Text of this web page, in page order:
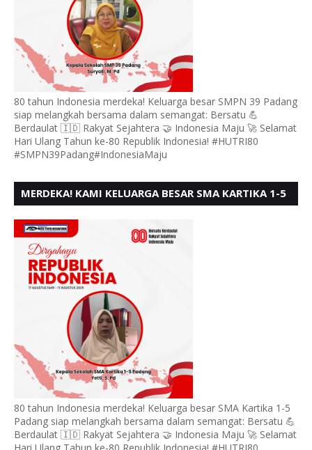
80 tahun Indonesia merdeka! Keluarga besar SMPN 39 Padang
siap melangkah bersama dalam semangat: Bersatu 💪
Berdaulat 🇮🇩 Rakyat Sejahtera 🤝 Indonesia Maju 🚀 Selamat
Hari Ulang Tahun ke-80 Republik Indonesia! #HUTRI80
#SMPN39Padang#IndonesiaMaju
MERDEKA! KAMI KELUARGA BESAR SMA KARTIKA 1-5
BERSATU BERD
80 tahun Indonesia merdeka! Keluarga besar SMA Kartika 1-5
Padang siap melangkah bersama dalam semangat: Bersatu 💪
Berdaulat 🇮🇩 Rakyat Sejahtera 🤝 Indonesia Maju 🚀 Selamat